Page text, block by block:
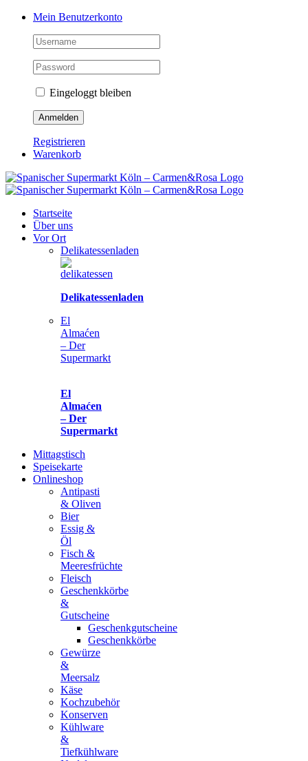
Zum
springen
Facebook
Instagram
Pinterest
Tiktok
YouTubeMein Benutzerkonto
Eingeloggt bleiben
Registrieren
Warenkorb
Startseite
Über uns
Vor Ort
Delikatessenladen
Delikatessenladen
El
Almaćen
– Der
Supermarkt
El
Almaćen
– Der
Supermarkt
Mittagstisch
Speisekarte
Onlineshop
Antipasti
& Oliven
Bier
Essig &
Öl
Fisch &
Meeresfrüchte
Fleisch
Geschenkkörbe
&
Gutscheine
Geschenkgutscheine
Geschenkkörbe
Gewürze
&
Meersalz
Käse
Kochzubehör
Konserven
Kühlware
&
Tiefkühlware